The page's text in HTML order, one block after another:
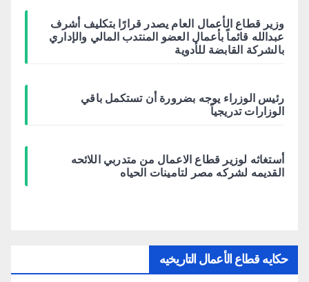
وزير قطاع الأعمال العام يصدر قرارًا بتكليف أشرف
عبدالله قائماً بأعمال العضو المنتدب المالي والإداري
بالشركة القابضة للأدوية
رئيس الوزراء يوجه بضرورة أن تستكمل باقي
الوزارات تدريجياً
أستغاثه لوزير قطاع الاعمال من متدربي اللائحه
القديمه لشركه مصر لتامينات الحياه
حكايه قطاع الأعمال التاريخيه